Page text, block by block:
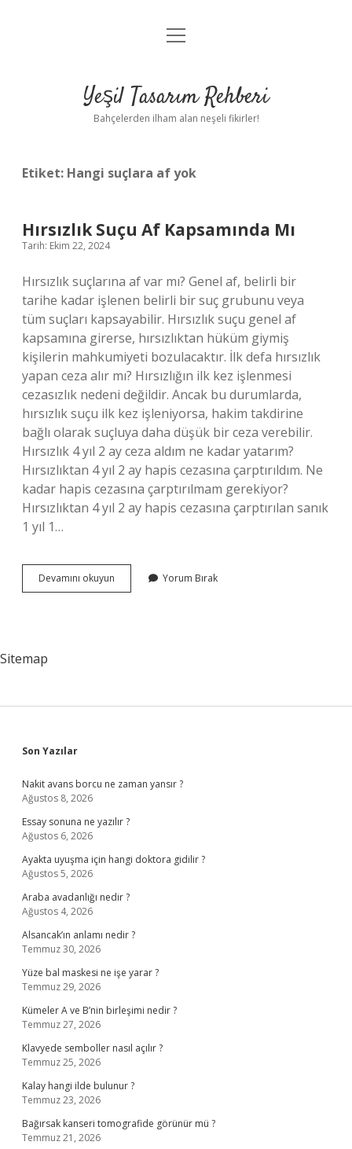
Anasayfa
Yasal Uyarı
menüyü
Yeşil Tasarım Rehberi
Bahçelerden ilham alan neşeli fikirler!
Etiket: Hangi suçlara af yok
Hırsızlık Suçu Af Kapsamında Mı
Tarih: Ekim 22, 2024
Hırsızlık suçlarına af var mı? Genel af, belirli bir
tarihe kadar işlenen belirli bir suç grubunu veya
tüm suçları kapsayabilir. Hırsızlık suçu genel af
kapsamına girerse, hırsızlıktan hüküm giymiş
kişilerin mahkumiyeti bozulacaktır. İlk defa hırsızlık
yapan ceza alır mı? Hırsızlığın ilk kez işlenmesi
cezasızlık nedeni değildir. Ancak bu durumlarda,
hırsızlık suçu ilk kez işleniyorsa, hakim takdirine
bağlı olarak suçluya daha düşük bir ceza verebilir.
Hırsızlık 4 yıl 2 ay ceza aldım ne kadar yatarım?
Hırsızlıktan 4 yıl 2 ay hapis cezasına çarptırıldım. Ne
kadar hapis cezasına çarptırılmam gerekiyor?
Hırsızlıktan 4 yıl 2 ay hapis cezasına çarptırılan sanık
1 yıl 1…
Devamını okuyun
Suçu
Yorum Bırak
Sitemap
Sidebar
Son Yazılar
Nakit avans borcu ne zaman yansır ?
Ağustos 8, 2026
Essay sonuna ne yazılır ?
Ağustos 6, 2026
Ayakta uyuşma için hangi doktora gidilir ?
Ağustos 5, 2026
Araba avadanlığı nedir ?
Ağustos 4, 2026
Alsancak’ın anlamı nedir ?
Temmuz 30, 2026
Yüze bal maskesi ne işe yarar ?
Temmuz 29, 2026
Kümeler A ve B’nin birleşimi nedir ?
Temmuz 27, 2026
Klavyede semboller nasıl açılır ?
Temmuz 25, 2026
Kalay hangi ilde bulunur ?
Temmuz 23, 2026
Bağırsak kanseri tomografide görünür mü ?
Temmuz 21, 2026